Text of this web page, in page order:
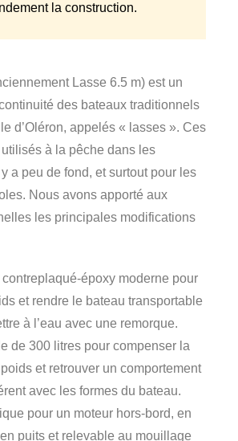
la construction.
Lasse 6.5 m) est un
des bateaux traditionnels
d’Oléron, appelés « lasses ». Ces
à la pêche dans les
a peu de fond, et surtout pour les
Nous avons apporté aux
les principales modifications
époxy moderne pour
et rendre le bateau transportable
à l’eau avec une remorque.
de 300 litres pour compenser la
et retrouver un comportement
avec les formes du bateau.
pour un moteur hors-bord, en
en puits et relevable au mouillage